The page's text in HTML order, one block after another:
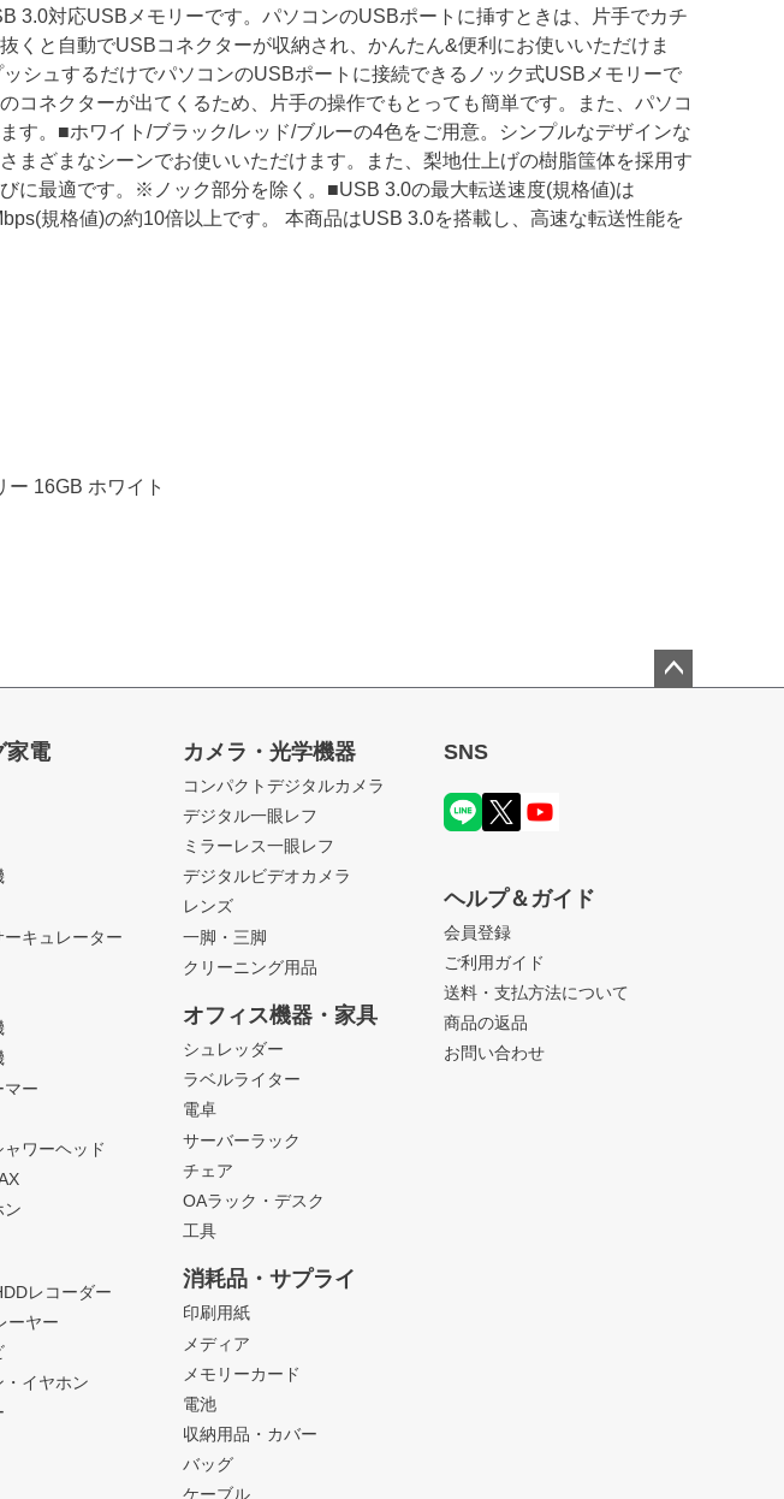
3.0対応USBメモリーです。パソコンのUSBポートに挿すときは、片手でカチ
くと自動でUSBコネクターが収納され、かんたん&便利にお使いいただけま
シュするだけでパソコンのUSBポートに接続できるノック式USBメモリーで
コネクターが出てくるため、片手の操作でもとっても簡単です。また、パソコ
す。■ホワイト/ブラック/レッド/ブルーの4色をご用意。シンプルなデザインな
まざまなシーンでお使いいただけます。また、梨地仕上げの樹脂筺体を採用す
に最適です。※ノック部分を除く。■USB 3.0の最大転送速度(規格値)は
規格値)の約10倍以上です。 本商品はUSB 3.0を搭載し、高速な転送性能を
16GB ホワイト
家電
ーキュレーター
マー
ワーヘッド
ン
レコーダー
ーヤー
イヤホン
カメラ・光学機器
コンパクトデジタルカメラ
デジタル一眼レフ
ミラーレス一眼レフ
デジタルビデオカメラ
レンズ
一脚・三脚
クリーニング用品
オフィス機器・家具
シュレッダー
ラベルライター
電卓
サーバーラック
チェア
OAラック・デスク
工具
消耗品・サプライ
印刷用紙
メディア
メモリーカード
電池
収納用品・カバー
バッグ
ケーブル
SNS
ヘルプ＆ガイド
会員登録
ご利用ガイド
送料・支払方法について
商品の返品
お問い合わせ